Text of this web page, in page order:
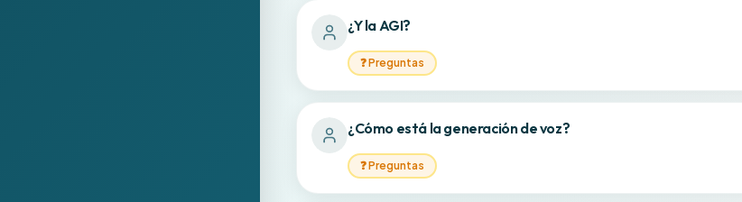
¿Y la AGI?
❓Preguntas
¿Cómo está la generación de voz?
❓Preguntas